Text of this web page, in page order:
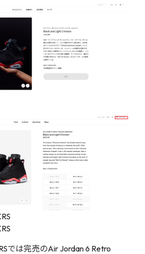
では完売のAir Jordan 6 Retro